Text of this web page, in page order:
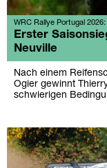
WRC Rallye Portugal
Erster
Neuville
Nach einem
Ogier gewinnt
schwierigen